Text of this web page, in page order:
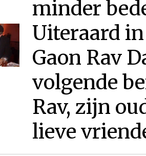
minder
Uiteraard in
Gaon Rav
volgende
Rav, zijn
lieve